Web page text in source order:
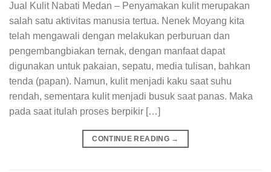
Jual Kulit Nabati Medan – Penyamakan kulit merupakan
salah satu aktivitas manusia tertua. Nenek Moyang kita
telah mengawali dengan melakukan perburuan dan
pengembangbiakan ternak, dengan manfaat dapat
digunakan untuk pakaian, sepatu, media tulisan, bahkan
tenda (papan). Namun, kulit menjadi kaku saat suhu
rendah, sementara kulit menjadi busuk saat panas. Maka
pada saat itulah proses berpikir […]
CONTINUE READING →